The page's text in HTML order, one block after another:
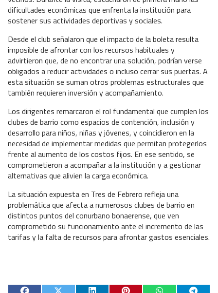
dificultades económicas que enfrenta la institución para
sostener sus actividades deportivas y sociales.
Desde el club señalaron que el impacto de la boleta resulta
imposible de afrontar con los recursos habituales y
advirtieron que, de no encontrar una solución, podrían verse
obligados a reducir actividades o incluso cerrar sus puertas. A
esta situación se suman otros problemas estructurales que
también requieren inversión y acompañamiento.
Los dirigentes remarcaron el rol fundamental que cumplen los
clubes de barrio como espacios de contención, inclusión y
desarrollo para niños, niñas y jóvenes, y coincidieron en la
necesidad de implementar medidas que permitan protegerlos
frente al aumento de los costos fijos. En ese sentido, se
comprometieron a acompañar a la institución y a gestionar
alternativas que alivien la carga económica.
La situación expuesta en Tres de Febrero refleja una
problemática que afecta a numerosos clubes de barrio en
distintos puntos del conurbano bonaerense, que ven
comprometido su funcionamiento ante el incremento de las
tarifas y la falta de recursos para afrontar gastos esenciales.